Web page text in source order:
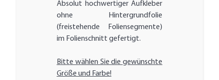
Absolut hochwertiger Aufkleber
ohne Hintergrundfolie
(freistehende Foliensegmente)
im Folienschnitt gefertigt.
Bitte wählen Sie die gewünschte
Größe und Farbe!